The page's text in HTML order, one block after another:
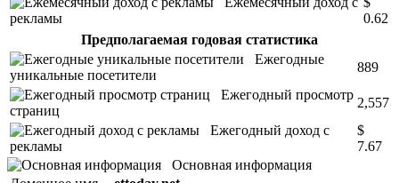
рекламы
0.62
Предполагаемая годовая статистика
Ежегодные
уникальные посетители
889
Ежегодный просмотр
страниц
2,557
Ежегодный доход с
рекламы
$
7.67
Основная информация